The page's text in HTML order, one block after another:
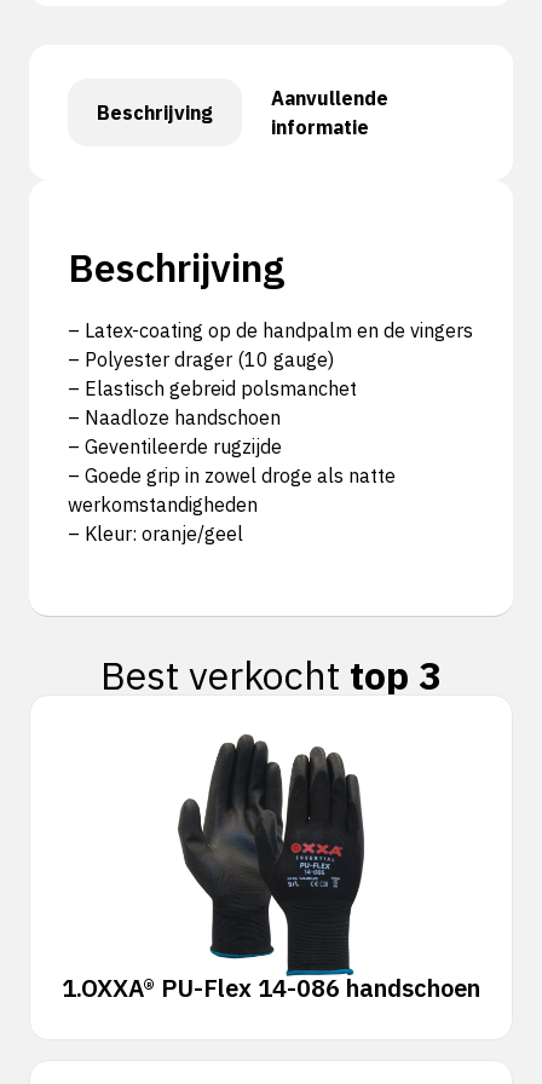
Beschrijving
Aanvullende
informatie
Beschrijving
– Latex-coating op de handpalm en de vingers
– Polyester drager (10 gauge)
– Elastisch gebreid polsmanchet
– Naadloze handschoen
– Geventileerde rugzijde
– Goede grip in zowel droge als natte
werkomstandigheden
– Kleur: oranje/geel
Best verkocht top 3
1.OXXA® PU-Flex 14-086 handschoen